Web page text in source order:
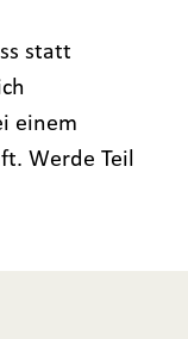
statt
einem
Werde Teil